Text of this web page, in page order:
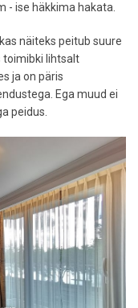
- ise häkkima hakata.
näiteks peitub suure
toimibki lihtsalt
ja on päris
Ega muud ei
peidus.